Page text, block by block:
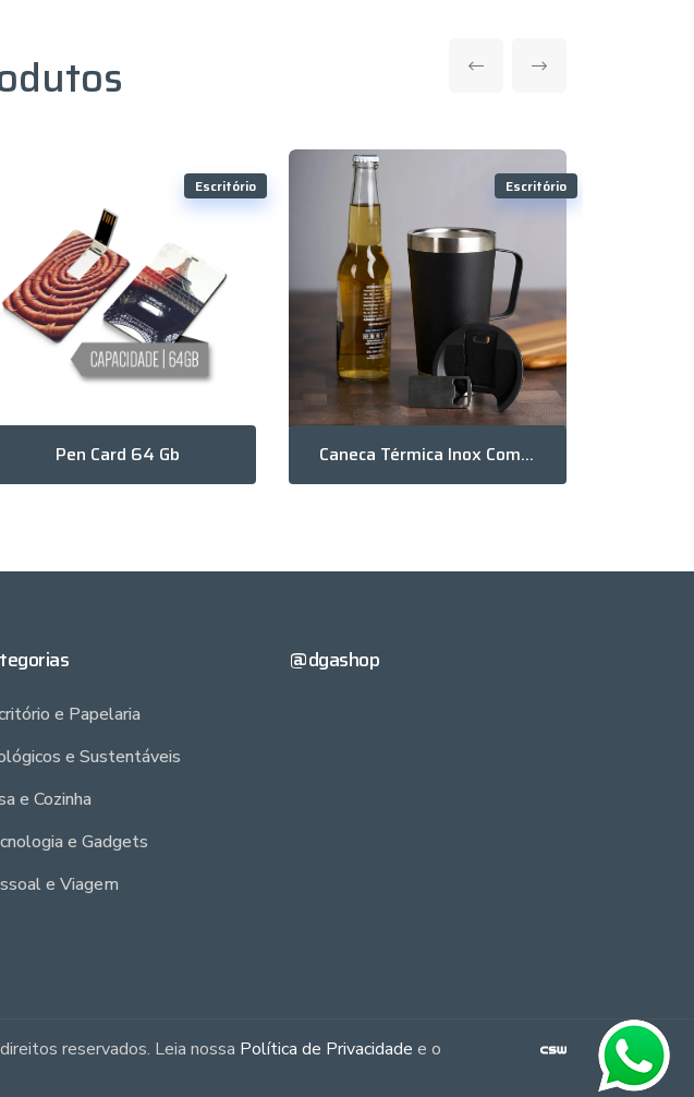
Escritório
Pen Card 64 Gb
Escritório
Caneca Térmica Inox Com Abridor 500Ml
e Papelaria
e Sustentáveis
e Cozinha
e Gadgets
e Viagem
@dgashop
reservados. Leia nossa Política de Privacidade e o